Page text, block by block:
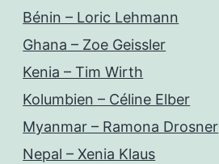
Bénin – Loric Lehmann
Ghana – Zoe Geissler
Kenia – Tim Wirth
Kolumbien – Céline Elber
Myanmar – Ramona Drosner
Nepal – Xenia Klaus